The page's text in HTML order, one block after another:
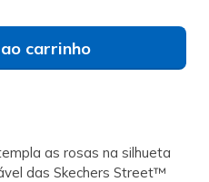
carrinho
as rosas na silhueta
das Skechers Street™